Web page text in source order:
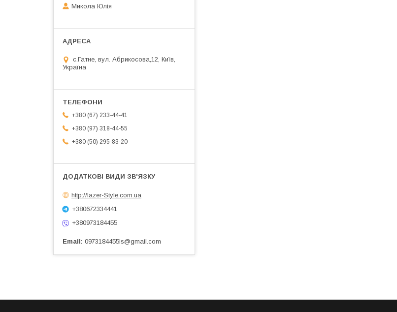
Микола Юлія
с.Гатне, вул. Абрикосова,12, Київ,
Україна
+380 (67) 233-44-41
+380 (97) 318-44-55
+380 (50) 295-83-20
http://lazer-Style.com.ua
+380672334441
+380973184455
Email 0973184455ls@gmail.com